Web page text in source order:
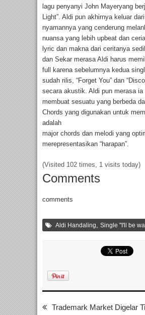
lagu penyanyi John Mayeryang
Light”. Aldi pun akhirnya keluar
nyamannya yang cenderung
nuansa yang lebih upbeat dan
lyric dan makna dari ceritanya
dan Sekar merasa Aldi harus
full karena sebelumnya kedua
sudah rilis, “Forget You” dan
secara akustik. Aldi pun merasa ia
membuat sesuatu yang berbeda
Chords yang digunakan untuk
adalah
major chords dan melodi yang
merepresentasikan “harapan”.
(Visited 102 times, 1 visits today)
Comments
comments
Aldi Handaling Single "I'll be
Trademark Market Digelar